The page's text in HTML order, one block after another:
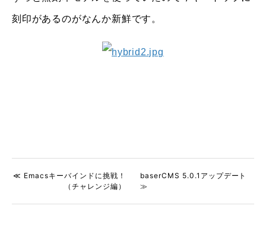
刻印があるのがなんか新鮮です。
≪ Emacsキーバインドに挑戦！
（チャレンジ編）
baserCMS 5.0.1アップデート
≫